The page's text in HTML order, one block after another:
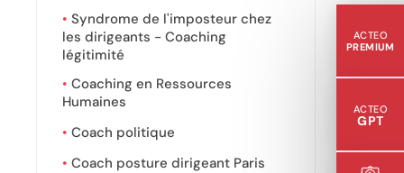
ACTEO
PREMIUM
ACTEO
GPT
Syndrome de l'imposteur chez
les dirigeants - Coaching
légitimité
Coaching en Ressources
Humaines
Coach politique
Coach posture dirigeant Paris